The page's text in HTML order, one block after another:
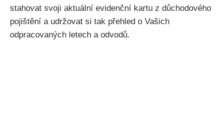
stahovat svoji aktuální evidenční kartu z důchodového
pojištění a udržovat si tak přehled o Vašich
odpracovaných letech a odvodů.